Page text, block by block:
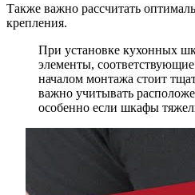
Также важно рассчитать
крепления.
При установке кухонных
элементы,
началом монтажа стоит
важно учитывать
особенно если шкафы